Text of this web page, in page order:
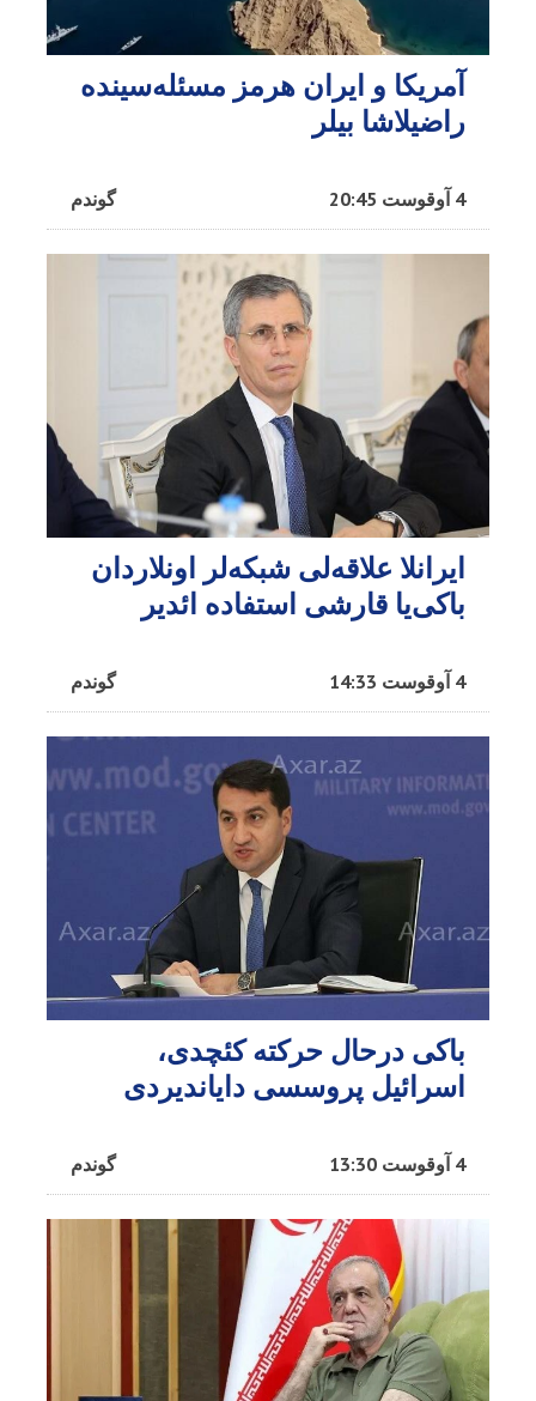
آمریکا و ایران هرمز مسئله‌سینده
راضیلاشا بیلر
گوندم 4 آوقوست 20:45
ایرانلا علاقه‌لی شبکه‌لر اونلاردان
باکی‌یا قارشی استفاده ائدیر
گوندم 4 آوقوست 14:33
باکی درحال حرکته کئچدی،
اسرائیل پروسسی دایاندیردی
گوندم 4 آوقوست 13:30